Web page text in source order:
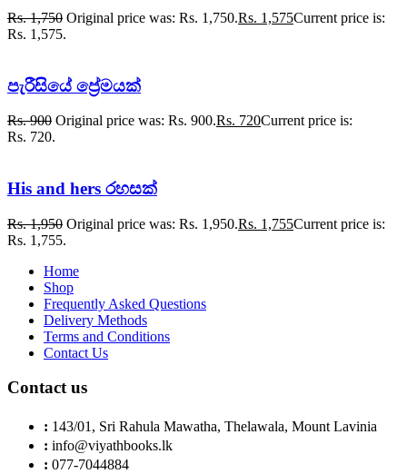
Rs.1,750 Original price was: Rs. 1,750.Rs. 1,575Current price is:
Rs. 1,575.
පැරීසියේ ප්‍රේමයක්
Rs.900 Original price was: Rs. 900.Rs. 720Current price is:
Rs. 720.
His and hers රහසක්
Rs.1,950 Original price was: Rs. 1,950.Rs. 1,755Current price is:
Rs. 1,755.
Home
Shop
Frequently Asked Questions
Delivery Methods
Terms and Conditions
Contact Us
Contact us
: 143/01, Sri Rahula Mawatha, Thelawala, Mount Lavinia
: info@viyathbooks.lk
: 077-7044884